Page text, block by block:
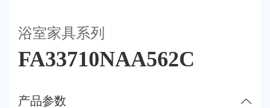
浴室家具系列
FA33710NAA562C
产品参数